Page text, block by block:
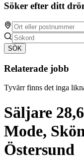
Söker efter ditt
SÖK
Relaterade jobb
Tyvärr finns det inga
Säljare
Mode,
Östersund